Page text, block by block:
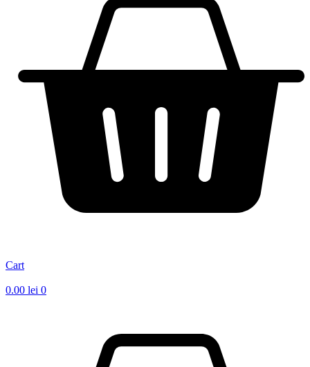
Cart
0.00 lei 0